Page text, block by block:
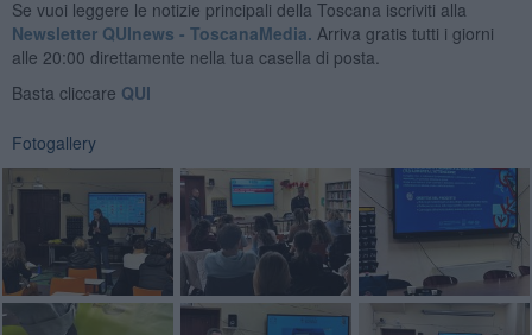
Se vuoi leggere le notizie principali della Toscana iscriviti alla
Newsletter QUInews - ToscanaMedia. Arriva gratis tutti i giorni
alle 20:00 direttamente nella tua casella di posta.
Basta cliccare QUI
Fotogallery